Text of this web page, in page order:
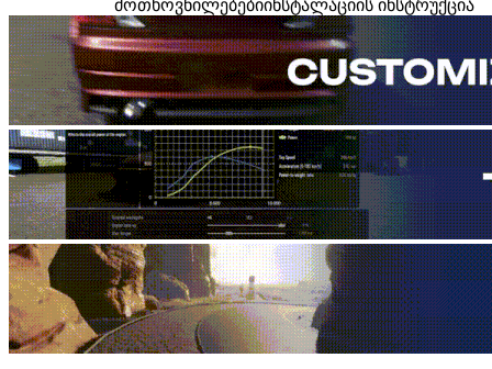
მოთხოვნილებებიინსტალაციის ინსტრუქცია